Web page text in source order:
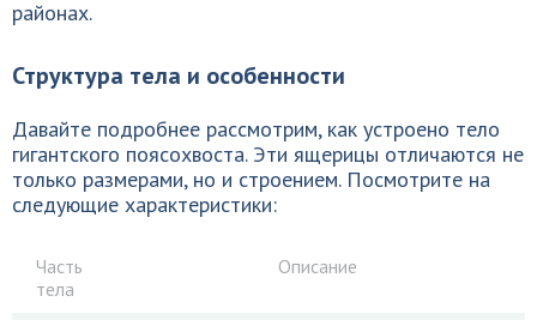
районах.
Структура тела и особенности
Давайте подробнее рассмотрим, как устроено тело
гигантского поясохвоста. Эти ящерицы отличаются не
только размерами, но и строением. Посмотрите на
следующие характеристики:
Часть
тела
Описание